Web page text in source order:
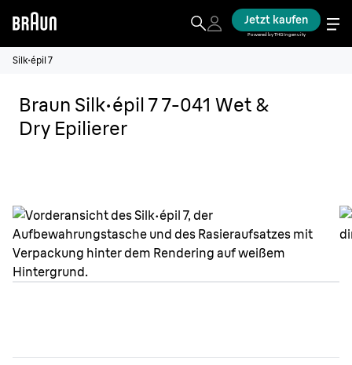
Jetzt kaufen
Powered by THG Ingenuity
Silk·épil 7
Braun Silk·épil 7 7-041 Wet &
Dry Epilierer